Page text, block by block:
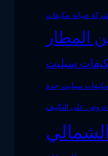
صيانة مكيفات
المطار
سبليت
مكيفات سبليت جدة
عروض على التكييف